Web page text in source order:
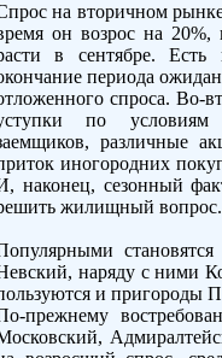
на вторичном
он возрос на
в сентябре. Есть
периода
спроса. Во-
по условиям
различные
иногородних
наконец, сезонный
жилищный вопрос.
наряду с ними
и пригороды
прежнему